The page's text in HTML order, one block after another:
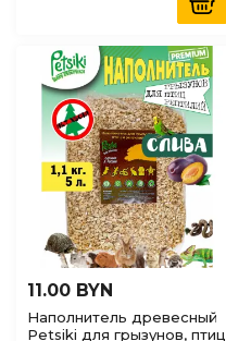
11.00 BYN
Наполнитель древесный
Petsiki для грызунов, птиц